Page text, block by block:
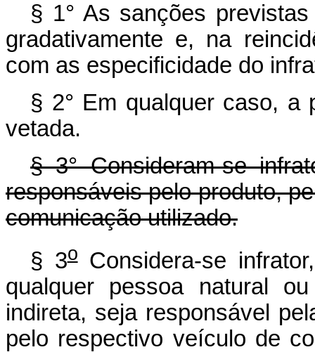
§ 1° As sanções
gradativamente e, na
com as especificidade do
§ 2° Em qualquer caso, a
vetada.
§ 3° Consideram-se
responsáveis pelo produto,
comunicação utilizado.
§ 3oConsidera-se
qualquer pessoa natural
indireta, seja responsável
pelo respectivo veículo de